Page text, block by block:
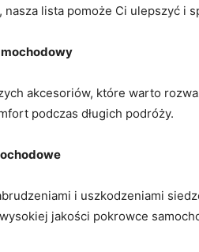
nasza lista pomoże Ci ulepszyć i
akcesoriów, które‌ warto‍
podczas długich podróży.
⁤i‌ uszkodzeniami‌
jakości pokrowce‌